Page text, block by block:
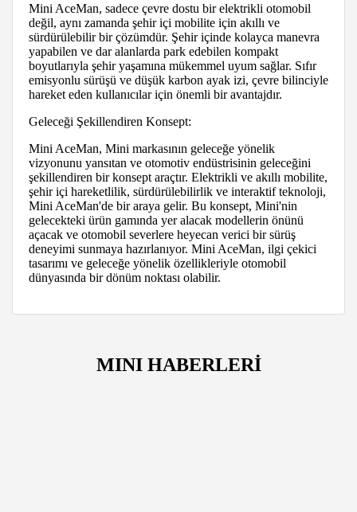
Mini AceMan, sadece çevre dostu bir elektrikli otomobil
değil, aynı zamanda şehir içi mobilite için akıllı ve
sürdürülebilir bir çözümdür. Şehir içinde kolayca manevra
yapabilen ve dar alanlarda park edebilen kompakt
boyutlarıyla şehir yaşamına mükemmel uyum sağlar. Sıfır
emisyonlu sürüşü ve düşük karbon ayak izi, çevre bilinciyle
hareket eden kullanıcılar için önemli bir avantajdır.
Geleceği Şekillendiren Konsept:
Mini AceMan, Mini markasının geleceğe yönelik
vizyonunu yansıtan ve otomotiv endüstrisinin geleceğini
şekillendiren bir konsept araçtır. Elektrikli ve akıllı mobilite,
şehir içi hareketlilik, sürdürülebilirlik ve interaktif teknoloji,
Mini AceMan'de bir araya gelir. Bu konsept, Mini'nin
gelecekteki ürün gamında yer alacak modellerin önünü
açacak ve otomobil severlere heyecan verici bir sürüş
deneyimi sunmaya hazırlanıyor. Mini AceMan, ilgi çekici
tasarımı ve geleceğe yönelik özellikleriyle otomobil
dünyasında bir dönüm noktası olabilir.
MINI HABERLERİ